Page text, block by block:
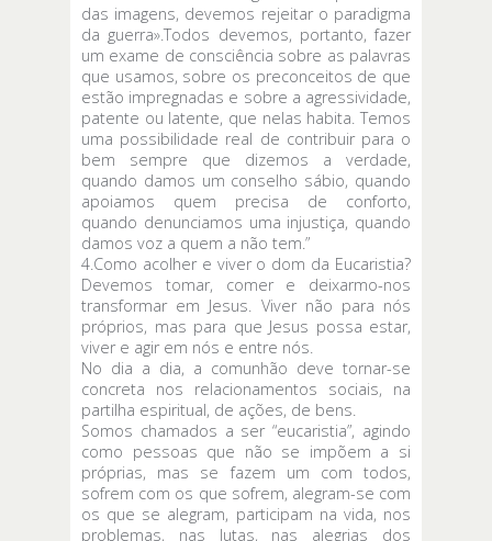
das imagens, devemos rejeitar o paradigma
da guerra».Todos devemos, portanto, fazer
um exame de consciência sobre as palavras
que usamos, sobre os preconceitos de que
estão impregnadas e sobre a agressividade,
patente ou latente, que nelas habita. Temos
uma possibilidade real de contribuir para o
bem sempre que dizemos a verdade,
quando damos um conselho sábio, quando
apoiamos quem precisa de conforto,
quando denunciamos uma injustiça, quando
damos voz a quem a não tem.”
4.Como acolher e viver o dom da Eucaristia?
Devemos tomar, comer e deixarmo-nos
transformar em Jesus. Viver não para nós
próprios, mas para que Jesus possa estar,
viver e agir em nós e entre nós.
No dia a dia, a comunhão deve tornar-se
concreta nos relacionamentos sociais, na
partilha espiritual, de ações, de bens.
Somos chamados a ser “eucaristia”, agindo
como pessoas que não se impõem a si
próprias, mas se fazem um com todos,
sofrem com os que sofrem, alegram-se com
os que se alegram, participam na vida, nos
problemas, nas lutas, nas alegrias dos